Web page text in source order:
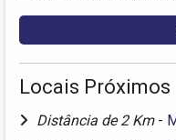
Locais Próximos
Distância de 2 Km -